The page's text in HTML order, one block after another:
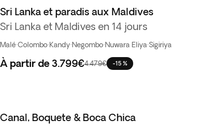
Sri Lanka et paradis aux Maldives
Sri Lanka et Maldives en 14 jours
Malé·Colombo·Kandy·Negombo·Nuwara Eliya·Sigiriya
À partir de 3.799€4.479€ -15 %
Vente Flash
Canal, Boquete & Boca Chica